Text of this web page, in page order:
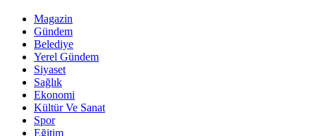
Magazin
Gündem
Belediye
Yerel Gündem
Siyaset
Sağlık
Ekonomi
Kültür Ve Sanat
Spor
Eğitim